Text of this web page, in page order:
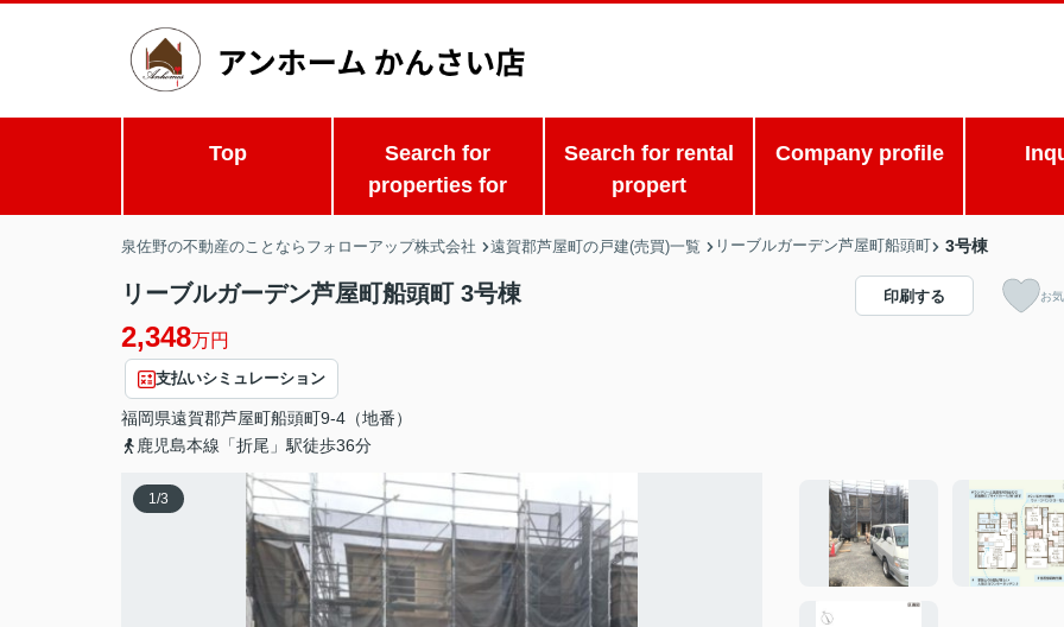
Top
Search for
properties for
Search for rental
propert
Company profile
泉佐野の不動産のことならフォローアップ株式会社 遠賀郡芦屋町の戸建(売買)一覧 リーブルガーデン芦屋町船頭町 3号棟
リーブルガーデン芦屋町船頭町 3号棟
2,348万円
支払いシミュレーション
福岡県遠賀郡芦屋町船頭町9-4（地番）
鹿児島本線「折尾」駅徒歩36分
印刷する お
1/3